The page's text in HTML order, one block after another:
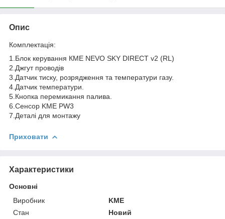
Опис
Комплектація:
1.Блок керування КМЕ NEVO SKY DIRECT v2 (RL)
2.Джгут проводів
3.Датчик тиску, розрядження та температури газу.
4.Датчик температури.
5.Кнопка перемикання палива.
6.Сенсор KME PW3
7.Деталі для монтажу
Приховати
Характеристики
Основні
Виробник
KME
Стан
Новий